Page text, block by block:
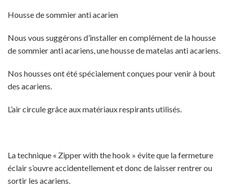
Housse de sommier anti acarien
Nous vous suggérons d’installer en complément de la housse
de sommier anti acariens, une housse de matelas anti acariens.
Nos housses ont été spécialement conçues pour venir à bout
des acariens.
L’air circule grâce aux matériaux respirants utilisés.
La technique « Zipper with the hook » évite que la fermeture
éclair s’ouvre accidentellement et donc de laisser rentrer ou
sortir les acariens.